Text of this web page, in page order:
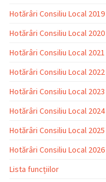
Hotărâri Consiliu Local 2019
Hotărâri Consiliu Local 2020
Hotărâri Consiliu Local 2021
Hotărâri Consiliu Local 2022
Hotărâri Consiliu Local 2023
Hotărâri Consiliu Local 2024
Hotărâri Consiliu Local 2025
Hotărâri Consiliu Local 2026
Lista funcțiilor